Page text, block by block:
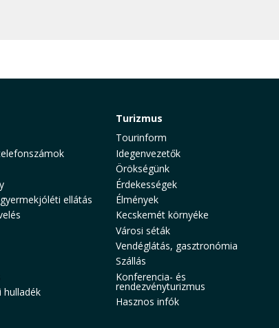
ellátás
hulladék
Turizmus
Tourinform
Idegenvezetők
Örökségünk
Érdekességek
Élmények
Kecskemét környéke
Városi séták
Vendéglátás, gasztronómia
Szállás
Konferencia- és
rendezvényturizmus
Hasznos infók